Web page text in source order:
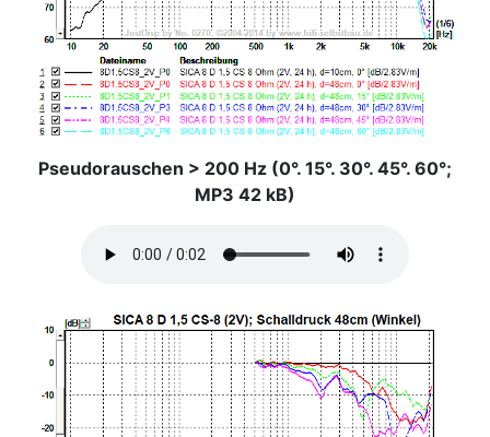
Pseudorauschen > 200 Hz (0°. 15°. 30°. 45°. 60°;
MP3 42 kB)